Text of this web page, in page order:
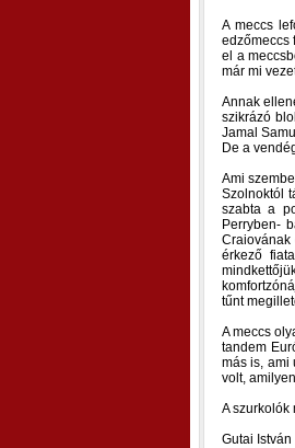
A meccs
edzőmeccs
el a
már mi
Annak
szikrázó
Jamal
De a
Ami
Szolnoktól
szabta a
Perryben-
Craiovának
érkező
tűnt
A meccs
tandem
más is, ami
volt,
A szurkolók
Gutai István